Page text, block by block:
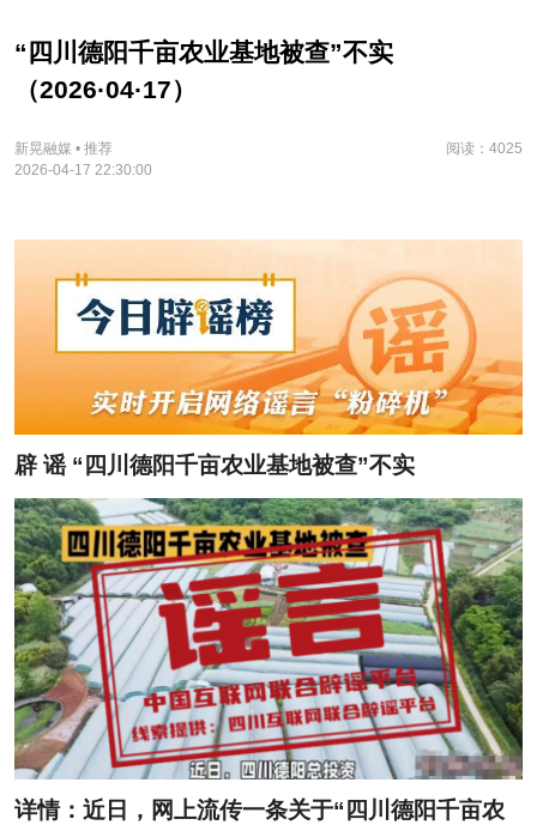
“四川德阳千亩农业基地被查”不实
（2026·04·17）
新晃融媒 • 推荐
阅读：4025
2026-04-17 22:30:00
辟 谣 “四川德阳千亩农业基地被查”不实
详情：近日，网上流传一条关于“四川德阳千亩农